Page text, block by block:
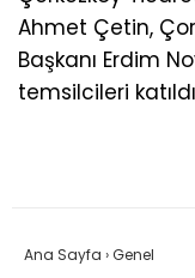
Ahmet Çetin,
Başkanı Erdim
temsilcileri
Ana Sayfa ›Genel